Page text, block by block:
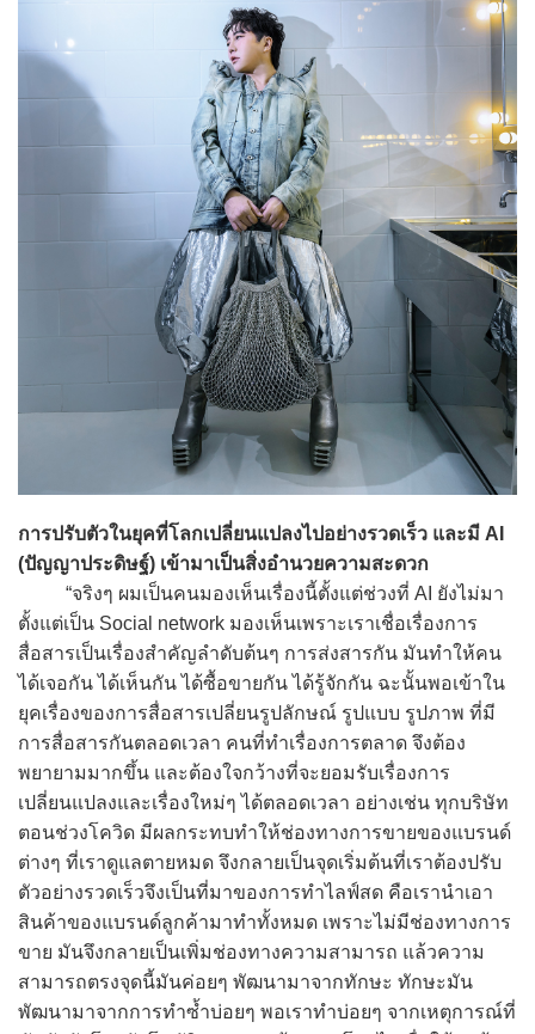
การปรับตัวในยุคที่โลกเปลี่ยนแปลงไปอย่างรวดเร็ว และมี AI
(ปัญญาประดิษฐ์) เข้ามาเป็นสิ่งอำนวยความสะดวก
“จริงๆ ผมเป็นคนมองเห็นเรื่องนี้ตั้งแต่ช่วงที่ AI ยังไม่มา
ตั้งแต่เป็น Social network มองเห็นเพราะเราเชื่อเรื่องการ
สื่อสารเป็นเรื่องสำคัญลำดับต้นๆ การส่งสารกัน มันทำให้คน
ได้เจอกัน ได้เห็นกัน ได้ซื้อขายกัน ได้รู้จักกัน ฉะนั้นพอเข้าใน
ยุคเรื่องของการสื่อสารเปลี่ยนรูปลักษณ์ รูปแบบ รูปภาพ ที่มี
การสื่อสารกันตลอดเวลา คนที่ทำเรื่องการตลาด จึงต้อง
พยายามมากขึ้น และต้องใจกว้างที่จะยอมรับเรื่องการ
เปลี่ยนแปลงและเรื่องใหม่ๆ ได้ตลอดเวลา อย่างเช่น ทุกบริษัท
ตอนช่วงโควิด มีผลกระทบทำให้ช่องทางการขายของแบรนด์
ต่างๆ ที่เราดูแลตายหมด จึงกลายเป็นจุดเริ่มต้นที่เราต้องปรับ
ตัวอย่างรวดเร็วจึงเป็นที่มาของการทำไลฟ์สด คือเรานำเอา
สินค้าของแบรนด์ลูกค้ามาทำทั้งหมด เพราะไม่มีช่องทางการ
ขาย มันจึงกลายเป็นเพิ่มช่องทางความสามารถ แล้วความ
สามารถตรงจุดนี้มันค่อยๆ พัฒนามาจากทักษะ ทักษะมัน
พัฒนามาจากการทำซ้ำบ่อยๆ พอเราทำบ่อยๆ จากเหตุการณ์ที่